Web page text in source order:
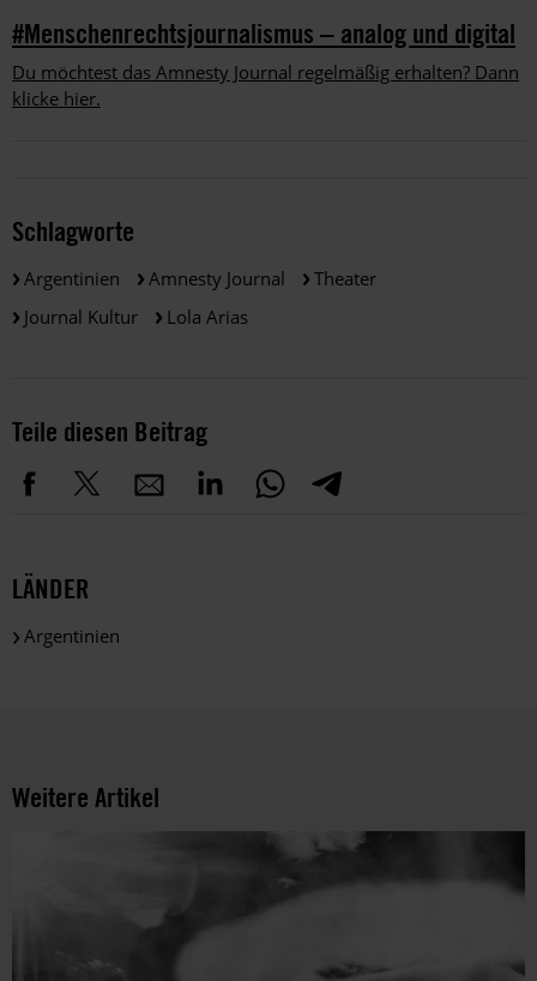
#Menschenrechtsjournalismus – analog und digital
Du möchtest das Amnesty Journal regelmäßig erhalten? Dann
klicke hier.
Schlagworte
Argentinien Amnesty Journal
Theater
Journal Kultur
Lola Arias
Teile diesen Beitrag
LÄNDER
Argentinien
Weitere Artikel